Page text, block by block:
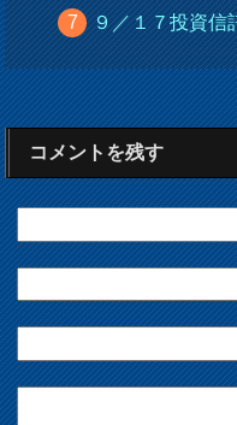
９／１７投資信
コメントを残す